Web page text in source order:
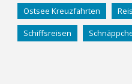
Ostsee Kreuzfahrten
Schiffsreisen